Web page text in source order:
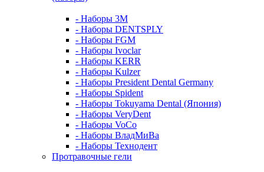
- Наборы 3М
- Наборы DENTSPLY
- Наборы FGM
- Наборы Ivoclar
- Наборы KERR
- Наборы Kulzer
- Наборы President Dental Germany
- Наборы Spident
- Наборы Tokuyama Dental (Япония)
- Наборы VeryDent
- Наборы VoCo
- Наборы ВладМиВа
- Наборы Технодент
Протравочные гели